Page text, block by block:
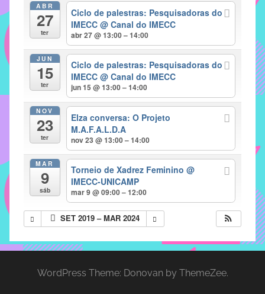
pacificadoras
problemas
verificados
instituto,
para
prevenção
ABR
27
ter
Ciclo de palestras: Pesquisadoras do
IMECC@ Canal do IMECC
abr 27 @ 13:00 – 14:00
JUN
15
ter
Ciclo de palestras: Pesquisadoras do
IMECC@ Canal do IMECC
jun 15 @ 13:00 – 14:00
NOV
23
ter
Elza conversa: O Projeto
M.A.F.A.L.D.A
nov 23 @ 13:00 – 14:00
MAR
9
sáb
Torneio de Xadrez Feminino@
IMECC-UNICAMP
mar 9 @ 09:00 – 12:00
SET 2019 – MAR 2024
WordPress Theme: Donovan by ThemeZee.